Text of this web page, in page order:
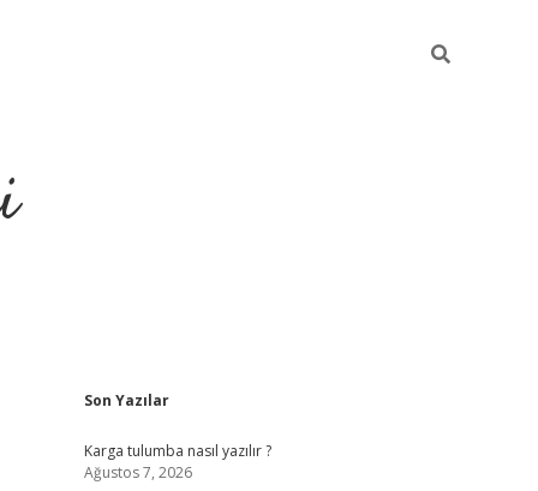
Sidebar
Son Yazılar
Karga tulumba nasıl yazılır ?
Ağustos 7, 2026